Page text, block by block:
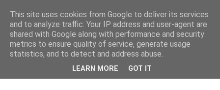
This site uses cookies from Google to deliver its services
and to analyze traffic. Your IP address and user-agent are
shared with Google along with performance and security
metrics to ensure quality of service, generate usage
statistics, and to detect and address abuse.
LEARN MORE GOT IT